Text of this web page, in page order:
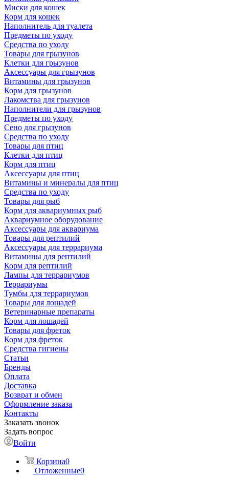
Миски для кошек
Корм для кошек
Наполнитель для туалета
Предметы по уходу
Средства по уходу
Товары для грызунов
Клетки для грызунов
Аксессуары для грызунов
Витамины для грызунов
Корм для грызунов
Лакомства для грызунов
Наполнители для грызунов
Предметы по уходу
Сено для грызунов
Средства по уходу
Товары для птиц
Клетки для птиц
Корм для птиц
Аксессуары для птиц
Витамины и минералы для птиц
Средства по уходу
Товары для рыб
Корм для аквариумных рыб
Аквариумное оборудование
Аксессуары для аквариума
Товары для рептилий
Аксессуары для террариума
Витамины для рептилий
Корм для рептилий
Лампы для террариумов
Террариумы
Тумбы для террариумов
Товары для лошадей
Ветеринарные препараты
Корм для лошадей
Товары для фреток
Корм для фреток
Средства гигиены
Статьи
Бренды
Оплата
Доставка
Возврат и обмен
Оформление заказа
Контакты
Заказать звонок
Задать вопрос
Войти
Корзина0
Отложенные0